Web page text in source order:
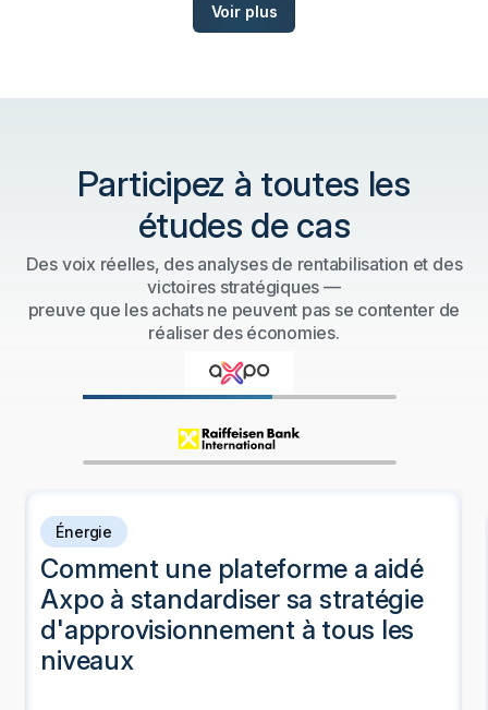
Voir plus
Participez à toutes les
études de cas
Des voix réelles, des analyses de rentabilisation et des
victoires stratégiques —
preuve que les achats ne peuvent pas se contenter de
réaliser des économies.
Énergie
Comment une plateforme a aidé
Axpo à standardiser sa stratégie
d'approvisionnement à tous les
niveaux